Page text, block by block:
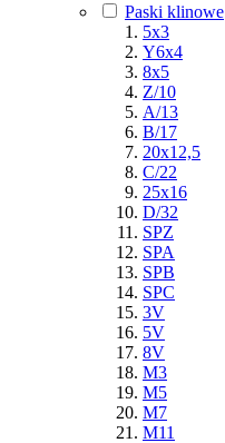
Paski klinowe
5x3
Y6x4
8x5
Z/10
A/13
B/17
20x12,5
C/22
25x16
D/32
SPZ
SPA
SPB
SPC
3V
5V
8V
M3
M5
M7
M11